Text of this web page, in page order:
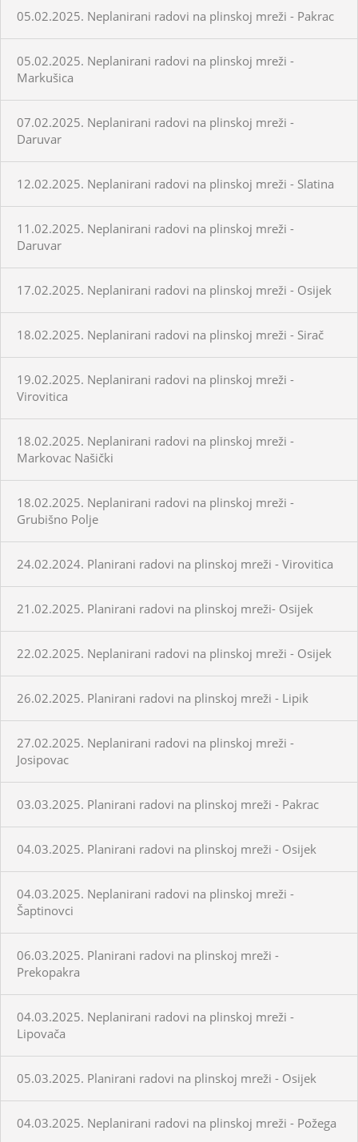
05.02.2025. Neplanirani radovi na plinskoj mreži - Pakrac
05.02.2025. Neplanirani radovi na plinskoj mreži -
Markušica
07.02.2025. Neplanirani radovi na plinskoj mreži -
Daruvar
12.02.2025. Neplanirani radovi na plinskoj mreži - Slatina
11.02.2025. Neplanirani radovi na plinskoj mreži -
Daruvar
17.02.2025. Neplanirani radovi na plinskoj mreži - Osijek
18.02.2025. Neplanirani radovi na plinskoj mreži - Sirač
19.02.2025. Neplanirani radovi na plinskoj mreži -
Virovitica
18.02.2025. Neplanirani radovi na plinskoj mreži -
Markovac Našički
18.02.2025. Neplanirani radovi na plinskoj mreži -
Grubišno Polje
24.02.2024. Planirani radovi na plinskoj mreži - Virovitica
21.02.2025. Planirani radovi na plinskoj mreži- Osijek
22.02.2025. Neplanirani radovi na plinskoj mreži - Osijek
26.02.2025. Planirani radovi na plinskoj mreži - Lipik
27.02.2025. Neplanirani radovi na plinskoj mreži -
Josipovac
03.03.2025. Planirani radovi na plinskoj mreži - Pakrac
04.03.2025. Planirani radovi na plinskoj mreži - Osijek
04.03.2025. Neplanirani radovi na plinskoj mreži -
Šaptinovci
06.03.2025. Planirani radovi na plinskoj mreži -
Prekopakra
04.03.2025. Neplanirani radovi na plinskoj mreži -
Lipovača
05.03.2025. Planirani radovi na plinskoj mreži - Osijek
04.03.2025. Neplanirani radovi na plinskoj mreži - Požega